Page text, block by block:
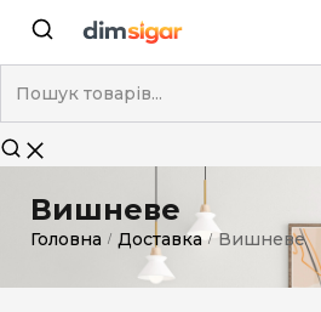
Вишневе
Головна / Доставка / Вишневе